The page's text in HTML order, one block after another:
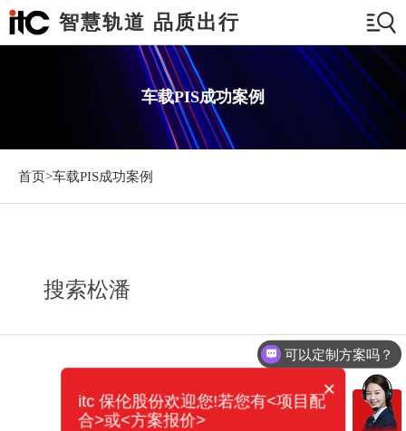
智慧轨道 品质出行
车载PIS成功案例
首页>车载PIS成功案例
搜索松潘
可以定制方案吗？
×
itc 保伦股份欢迎您!若您有<项目配
合>或<方案报价>